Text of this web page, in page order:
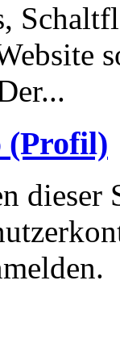
(Profil)
dieser